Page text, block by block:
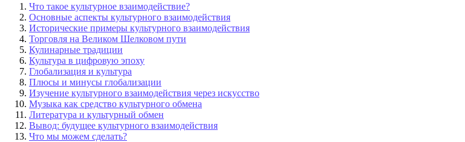
Что такое культурное взаимодействие?
Основные аспекты культурного взаимодействия
Исторические примеры культурного взаимодействия
Торговля на Великом Шелковом пути
Кулинарные традиции
Культура в цифровую эпоху
Глобализация и культура
Плюсы и минусы глобализации
Изучение культурного взаимодействия через искусство
Музыка как средство культурного обмена
Литература и культурный обмен
Вывод: будущее культурного взаимодействия
Что мы можем сделать?